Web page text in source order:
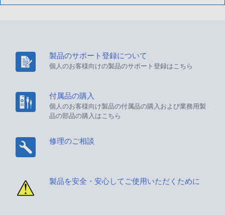
製品のサポート登録について
個人のお客様向けの製品のサポート登録はこちら
付属品の購入
個人のお客様向け製品の付属品の購入および業務用製
品の部品の購入はこちら
修理のご相談
製品を安全・安心してご使用いただくために